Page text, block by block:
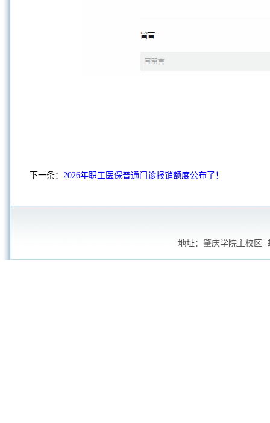
下一条： 2026年职工医保普通门诊报销额度公布了！
地址：肇庆学院主校区